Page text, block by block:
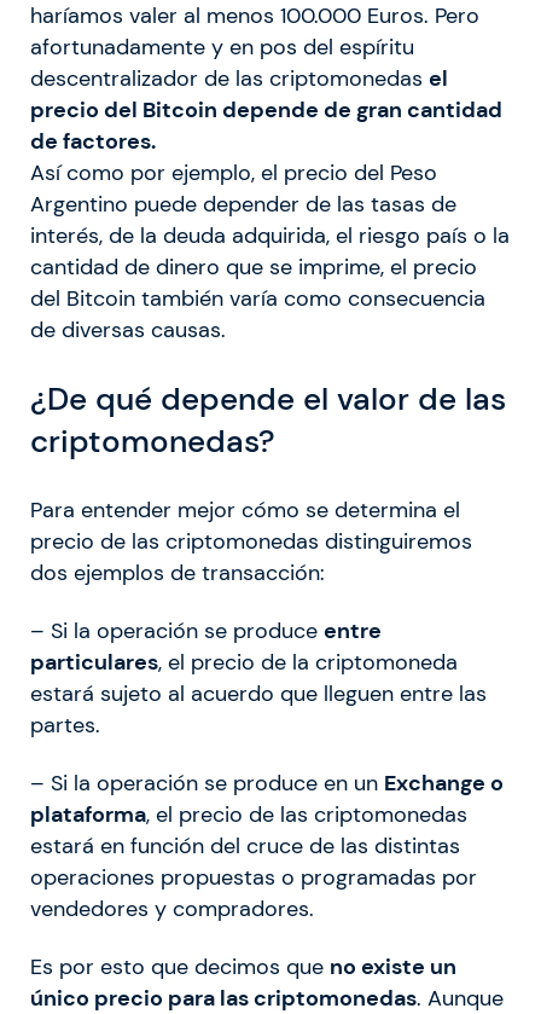
haríamos valer al menos 100.000 Euros. Pero
afortunadamente y en pos del espíritu
descentralizador de las criptomonedas el
precio del Bitcoin depende de gran cantidad
de factores.
Así como por ejemplo, el precio del Peso
Argentino puede depender de las tasas de
interés, de la deuda adquirida, el riesgo país o la
cantidad de dinero que se imprime, el precio
del Bitcoin también varía como consecuencia
de diversas causas.
¿De qué depende el valor de las
criptomonedas?
Para entender mejor cómo se determina el
precio de las criptomonedas distinguiremos
dos ejemplos de transacción:
– Si la operación se produce entre
particulares, el precio de la criptomoneda
estará sujeto al acuerdo que lleguen entre las
partes.
– Si la operación se produce en un Exchange o
plataforma, el precio de las criptomonedas
estará en función del cruce de las distintas
operaciones propuestas o programadas por
vendedores y compradores.
Es por esto que decimos que no existe un
único precio para las criptomonedas. Aunque